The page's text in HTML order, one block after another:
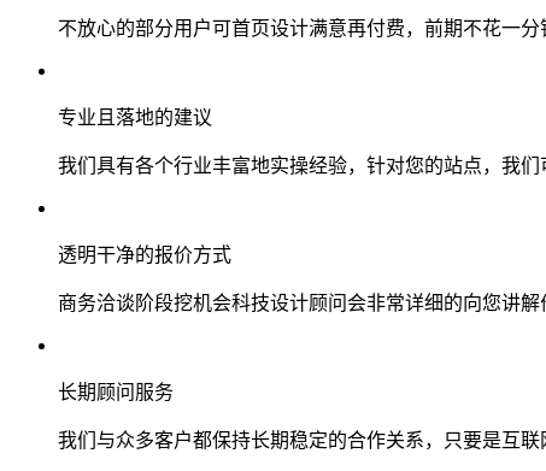
不放心的部分用户可首页设计满意再付费，前期不花一
专业且落地的建议
我们具有各个行业丰富地实操经验，针对您的站点，我
透明干净的报价方式
商务洽谈阶段挖机会科技设计顾问会非常详细的向您讲
长期顾问服务
我们与众多客户都保持长期稳定的合作关系，只要是互